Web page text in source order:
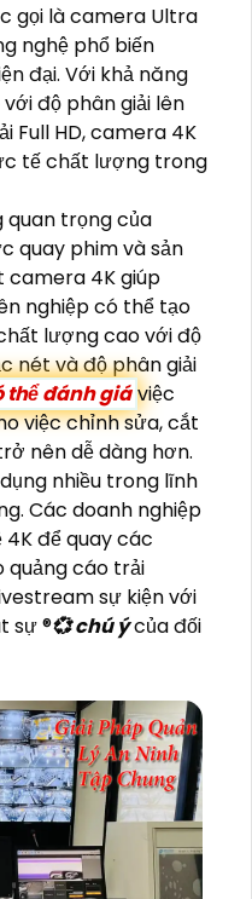
gọi là camera Ultra
nghệ phổ biến
đại. Với khả năng
độ phân giải lên
Full HD, camera 4K
tế chất lượng trong
quan trọng của
quay phim và sản
camera 4K giúp
nghiệp có thể tạo
lượng cao với độ
nét và độ phân giải
thể đánh giáviệc
việc chỉnh sửa, cắt
nên dễ dàng hơn.
nhiều trong lĩnh
Các doanh nghiệp
để quay các
quảng cáo trải
sự kiện với
sự ®️💞 chú ýcủa đối